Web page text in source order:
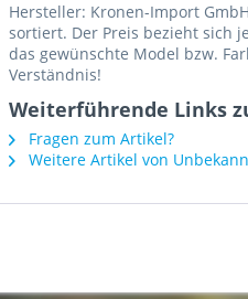
Hersteller: Kronen-Import
sortiert. Der Preis bezieht sich
das gewünschte Model bzw.
Verständnis!
Weiterführende Links
Fragen zum Artikel?
Weitere Artikel von